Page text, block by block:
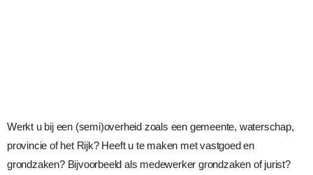
Werkt u bij een (semi)overheid zoals een gemeente, waterschap,
provincie of het Rijk? Heeft u te maken met vastgoed en
grondzaken? Bijvoorbeeld als medewerker grondzaken of jurist?